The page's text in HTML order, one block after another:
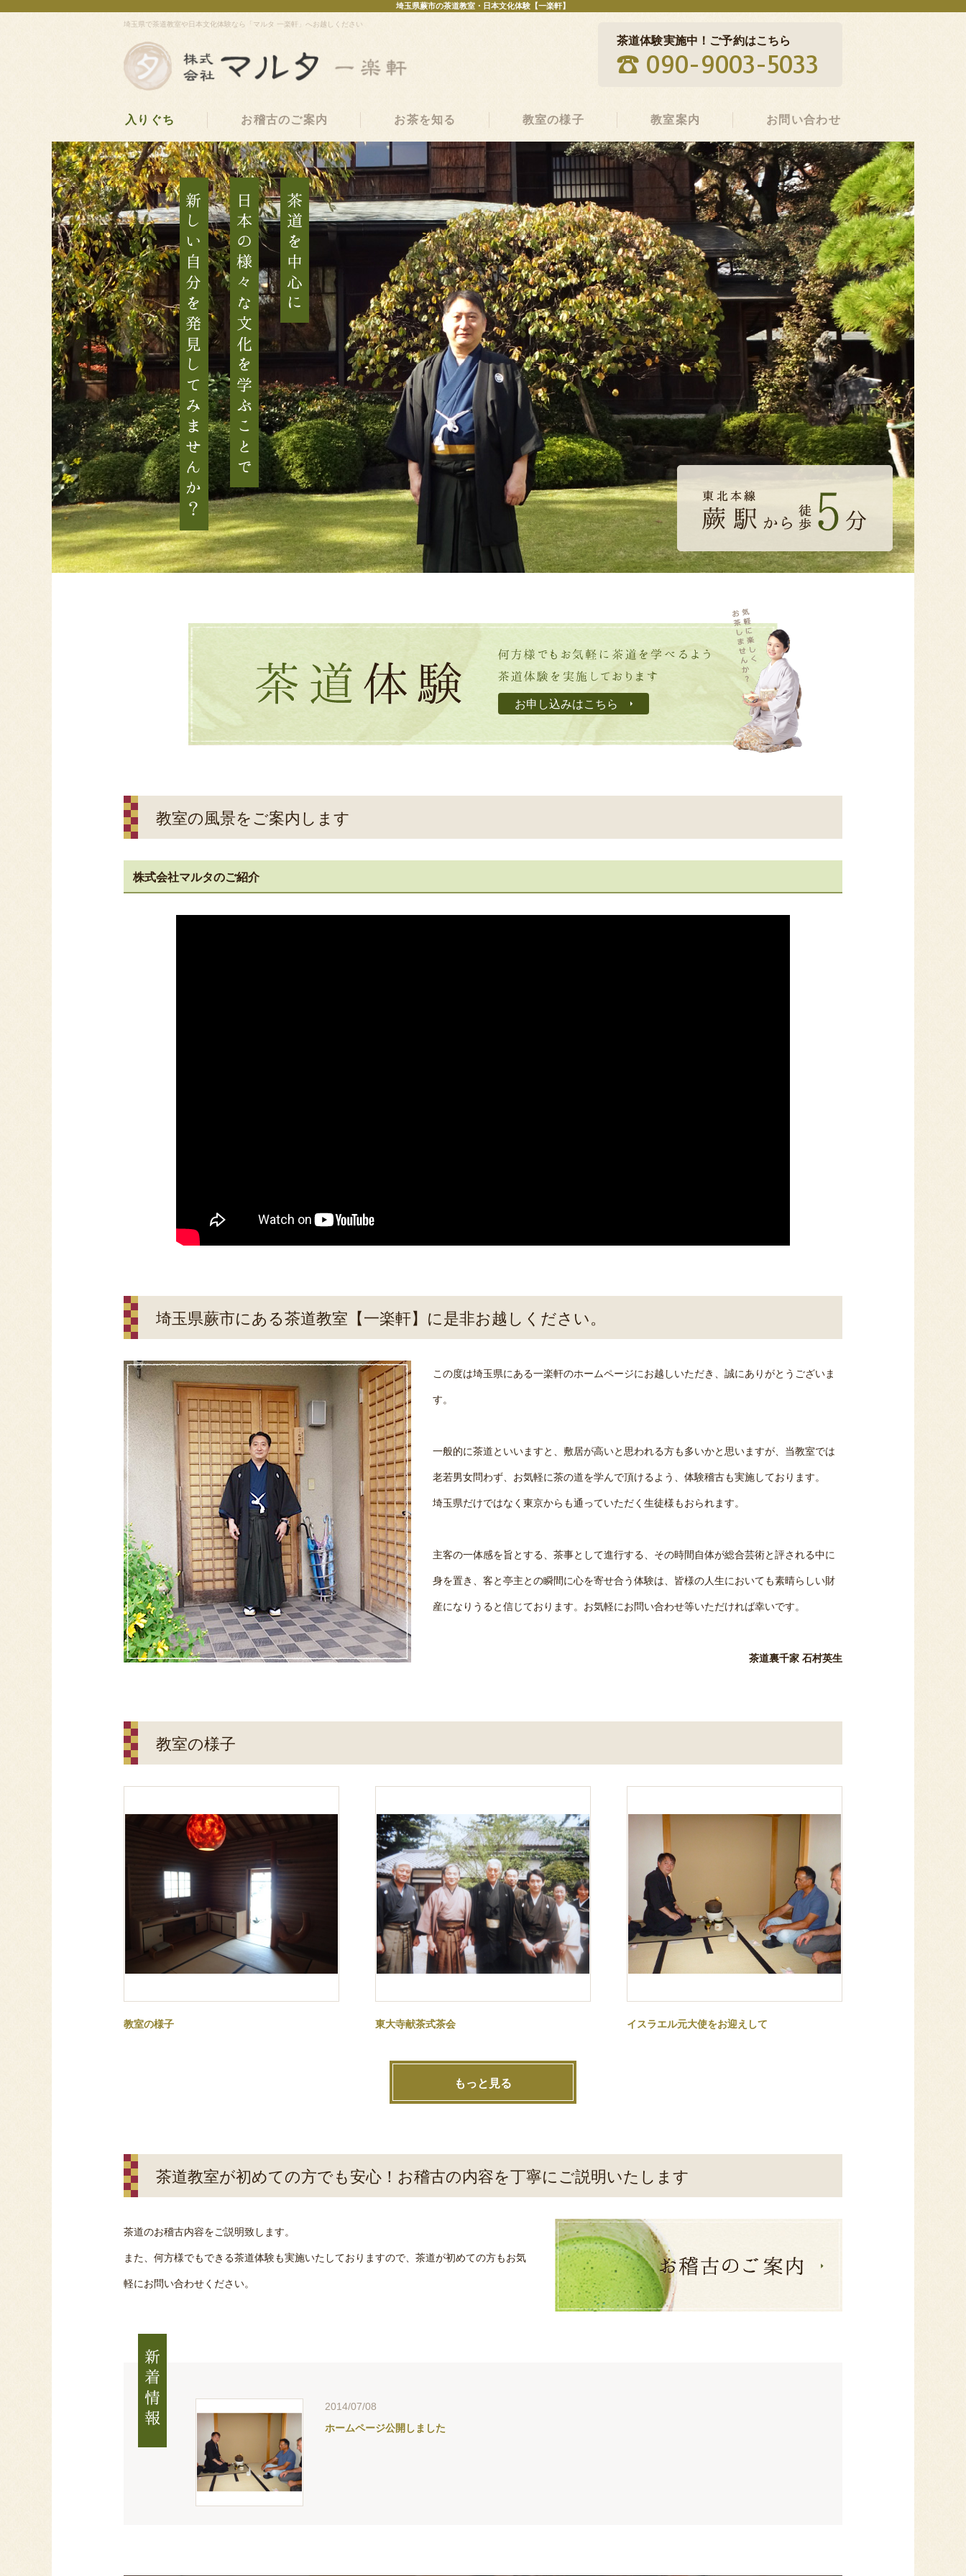
埼玉県蕨市の茶道教室・日本文化体験【一楽軒】
埼玉県で茶道教室や日本文化体験なら「マルタ 一楽軒」へお越しください
茶道体験実施中！ご予約はこちら
090-9003-5033
入りぐち お稽古のご案内 お茶を知る 教室の様子 教室案内 お問い合わせ
お申し込みはこちら
教室の風景をご案内します
株式会社マルタのご紹介
埼玉県蕨市にある茶道教室【一楽軒】に是非お越しください。
この度は埼玉県にある一楽軒のホームページにお越しいただき、誠にありがとうございま
す。
一般的に茶道といいますと、敷居が高いと思われる方も多いかと思いますが、当教室では
老若男女問わず、お気軽に茶の道を学んで頂けるよう、体験稽古も実施しております。
埼玉県だけではなく東京からも通っていただく生徒様もおられます。
主客の一体感を旨とする、茶事として進行する、その時間自体が総合芸術と評される中に
身を置き、客と亭主との瞬間に心を寄せ合う体験は、皆様の人生においても素晴らしい財
産になりうると信じております。お気軽にお問い合わせ等いただければ幸いです。
茶道裏千家 石村英生
教室の様子
教室の様子 東大寺献茶式茶会 イスラエル元大使をお迎えして
もっと見る
茶道教室が初めての方でも安心！お稽古の内容を丁寧にご説明いたします
茶道のお稽古内容をご説明致します。
また、何方様でもできる茶道体験も実施いたしておりますので、茶道が初めての方もお気
軽にお問い合わせください。
2014/07/08
ホームページ公開しました